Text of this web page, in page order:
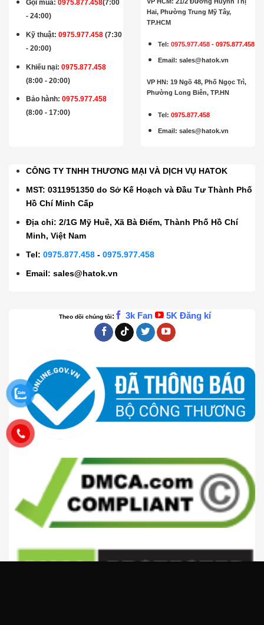
Gọi mua:0975.877.458(7:00
- 24:00)
Kỹ thuật:0975.977.458 (7:30
- 20:00)
Khiếu nại: 0975.877.458
(8:00 - 20:00)
Bảo hành:0975.977.458
(8:00 - 17:00)
Hai, Phường Trung Mỹ Tây,
TP.HCM
Tel:0975.977.458 -0975.877.458
Email:sales@hatok.vn
VP HN: 19 Ngõ 48, Phố Ngọc Trì,
Phường Long Biên, TP.HN
Tel: 0975.877.458
Email:sales@hatok.vn
CÔNG TY TNHH THƯƠNG MẠI VÀ DỊCH VỤ HATOK
MST: 0311951350 do Sở Kế Hoạch và Đầu Tư Thành Phố
Hồ Chí Minh Cấp
Địa chỉ: 2/1G Mỹ Huề, Xã Bà Điểm, Thành Phố Hồ Chí
Minh, Việt Nam
Tel:0975.877.458 -0975.977.458
Email:sales@hatok.vn
Theo dõi chúng tôi: 3k Fan 5K Đăng kí